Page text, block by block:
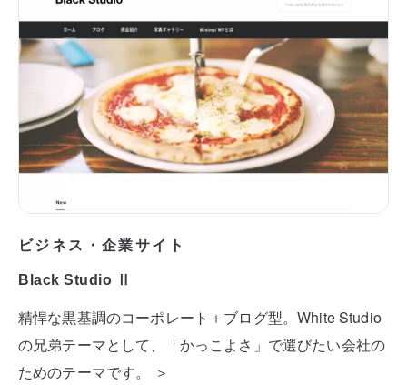
ビジネス・企業サイト
Black Studio Ⅱ
精悍な黒基調のコーポレート＋ブログ型。White Studio
の兄弟テーマとして、「かっこよさ」で選びたい会社の
ためのテーマです。 ＞